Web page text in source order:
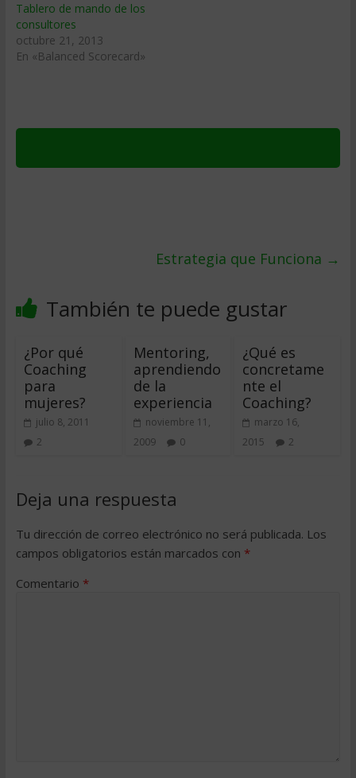
Tablero de mando de los
consultores
octubre 21, 2013
En «Balanced Scorecard»
Estrategia que Funciona →
También te puede gustar
¿Por qué
Coaching
para
mujeres?
julio 8, 2011
2
Mentoring,
aprendiendo
de la
experiencia
noviembre 11,
2009
0
¿Qué es
concretame
nte el
Coaching?
marzo 16,
2015
2
Deja una respuesta
Tu dirección de correo electrónico no será publicada. Los
campos obligatorios están marcados con *
Comentario *